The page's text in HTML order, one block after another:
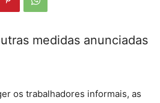
medidas anunciadas
os trabalhadores informais, as